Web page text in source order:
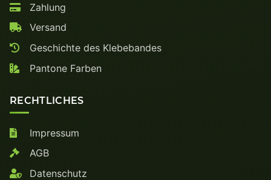
Zahlung
Versand
Geschichte des Klebebandes
Pantone Farben
RECHTLICHES
Impressum
AGB
Datenschutz